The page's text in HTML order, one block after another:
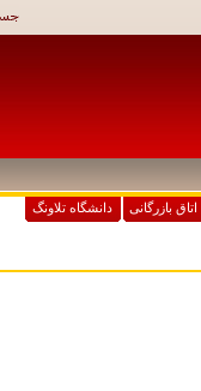
بازرگانی دانشگاه تلاونگ